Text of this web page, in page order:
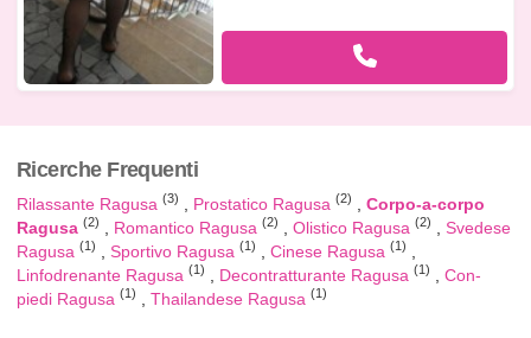
Ricerche Frequenti
Rilassante Ragusa (3) Prostatico Ragusa (2)
Corpo-a-corpo
Ragusa (2) Romantico Ragusa (2) Olistico Ragusa (2)
Svedese
Ragusa (1) Sportivo Ragusa (1) Cinese Ragusa (1)
Linfodrenante Ragusa (1) Decontratturante Ragusa (1)
Con-
piedi Ragusa (1) Thailandese Ragusa (1)